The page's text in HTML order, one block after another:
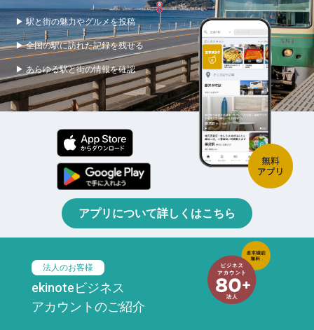
▶ 駅と街の魅力やグルメを投稿
▶ 全国の駅に訪れた記録を残せる
▶ あらゆる駅と街の情報を確認
アプリについて詳しくはこちら
法人のお客様
ekinoteビジネス
アカウントのご紹介